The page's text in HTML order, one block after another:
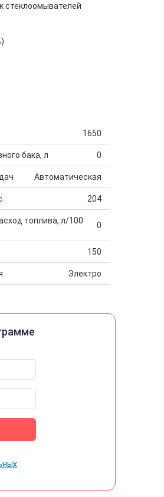
стеклоомывателей
1650
бака, л 0
Автоматическая
204
топлива, л/100
0
150
Электро